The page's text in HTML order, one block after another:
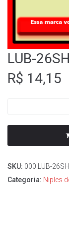
LUB-26SH
R$ 14,15
SKU: 000.LUB-26SH
Categoria: Niples